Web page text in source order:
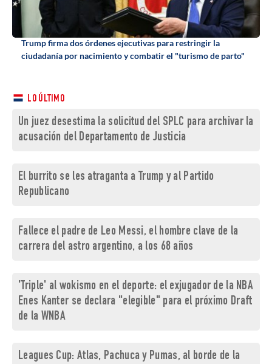
Trump firma dos órdenes ejecutivas para restringir la
ciudadanía por nacimiento y combatir el "turismo de parto"
LO ÚLTIMO
Un juez desestima la solicitud del SPLC para archivar la
acusación del Departamento de Justicia
El burrito se les atraganta a Trump y al Partido
Republicano
Fallece el padre de Leo Messi, el hombre clave de la
carrera del astro argentino, a los 68 años
'Triple' al wokismo en el deporte: el exjugador de la NBA
Enes Kanter se declara "elegible" para el próximo Draft
de la WNBA
Leagues Cup: Atlas, Pachuca y Pumas, al borde de la